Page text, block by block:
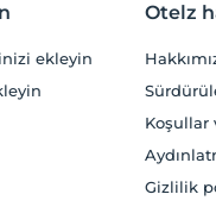
ekleyin
Otelz
Koşullar
Gizlilik